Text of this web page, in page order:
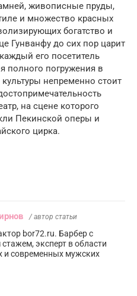
живописные пруды,
и множество красных
богатство и
Гунванфу до сих пор царит
его посетитель
полного погружения в
непременно стоит
на сцене которого
Пекинской оперы и
цирка.
/ автор статьи
bor72.ru. Барбер с
эксперт в области
и современных мужских